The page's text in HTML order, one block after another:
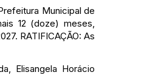
Municipal de
12 (doze) meses,
RATIFICAÇÃO: As
Elisangela Horácio